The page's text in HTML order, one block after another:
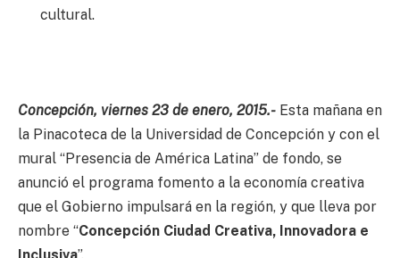
cultural.
Concepción, viernes 23 de enero, 2015.- Esta mañana en
la Pinacoteca de la Universidad de Concepción y con el
mural “Presencia de América Latina” de fondo, se
anunció el programa fomento a la economía creativa
que el Gobierno impulsará en la región, y que lleva por
nombre “Concepción Ciudad Creativa, Innovadora e